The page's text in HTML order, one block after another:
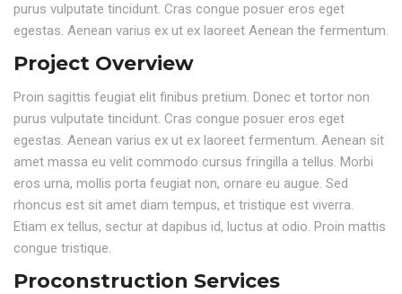
purus vulputate tincidunt. Cras congue posuer eros eget
egestas. Aenean varius ex ut ex laoreet Aenean the fermentum.
Project Overview
Proin sagittis feugiat elit finibus pretium. Donec et tortor non
purus vulputate tincidunt. Cras congue posuer eros eget
egestas. Aenean varius ex ut ex laoreet fermentum. Aenean sit
amet massa eu velit commodo cursus fringilla a tellus. Morbi
eros urna, mollis porta feugiat non, ornare eu augue. Sed
rhoncus est sit amet diam tempus, et tristique est viverra.
Etiam ex tellus, sectur at dapibus id, luctus at odio. Proin mattis
congue tristique.
Proconstruction Services